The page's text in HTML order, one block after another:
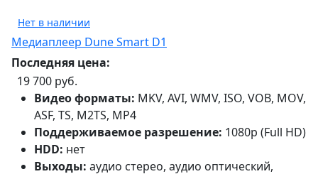
Нет в наличии
Медиаплеер Dune Smart D1
Последняя цена:
19 700 руб.
Видео форматы: MKV, AVI, WMV, ISO, VOB, MOV,
ASF, TS, M2TS, MP4
Поддерживаемое разрешение: 1080p (Full HD)
HDD: нет
Выходы: аудио стерео, аудио оптический,